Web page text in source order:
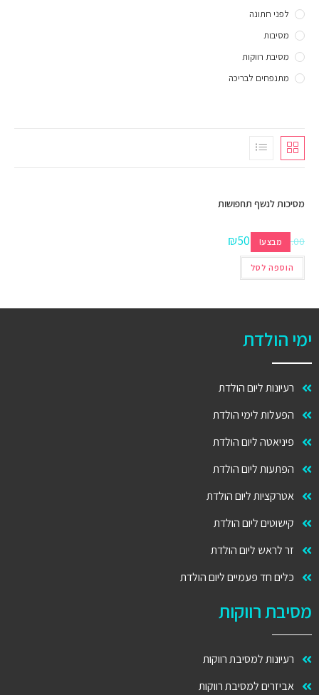
לפני חתונה
מסיבות
מסיבת רווקות
מתנפחים לבריכה
מבצע!
מסיכות לנשף תחפושות
₪100.00
₪50.00
הוספה לסל
ימי הולדת
רעיונות ליום הולדת
הפעלות לימי הולדת
פיניאטה ליום הולדת
הפתעות ליום הולדת
אטרקציות ליום הולדת
קישוטים ליום הולדת
זר לראש ליום הולדת
כלים חד פעמיים ליום הולדת
מסיבת רווקות
רעיונות למסיבת רווקות
אביזרים למסיבת רווקות